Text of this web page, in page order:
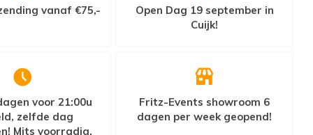
vanaf €75,-
Open Dag 19 september in
Cuijk!
voor 21:00u
zelfde dag
Mits voorradig.
Fritz-Events showroom 6
dagen per week geopend!